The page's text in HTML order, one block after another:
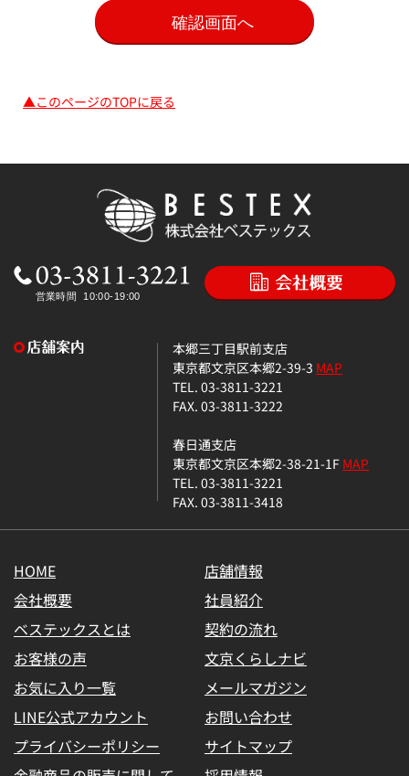
▲このページのTOPに戻る
本郷三丁目駅前支店
東京都文京区本郷2-39-3 MAP
TEL. 03-3811-3221
FAX. 03-3811-3222
春日通支店
東京都文京区本郷2-38-21-1FMAP
TEL. 03-3811-3221
FAX. 03-3811-3418
HOME
店舗情報
会社概要
社員紹介
ベステックスとは
契約の流れ
お客様の声
文京くらしナビ
お気に入り一覧
メールマガジン
LINE公式アカウント
お問い合わせ
プライバシーポリシー
サイトマップ